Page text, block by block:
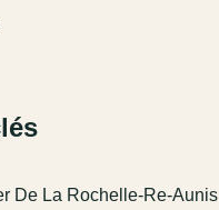
De La Rochelle-Re-Aunis